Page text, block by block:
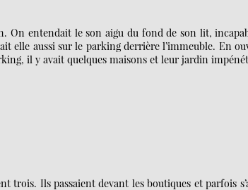
On entendait le son aigu du fond de son lit,
elle aussi sur le parking derrière l’immeuble. En
il y avait quelques maisons et leur jardin
trois. Ils passaient devant les boutiques et parfois